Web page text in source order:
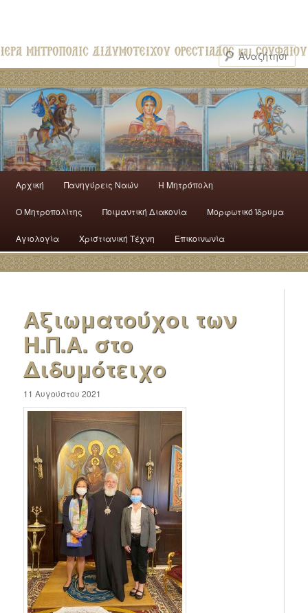
Αρχική Πανηγύρεις Ναών H Mητρόπολη
Ο Mητροπολίτης Ποιμαντική Διακονία Μορφωτικό Ίδρυμα
Αγιολογία Χριστιανική Τέχνη Επικοινωνία
Αξιωματούχοι των
Η.Π.Α. στο
Διδυμότειχο
11 Αυγούστου 2021